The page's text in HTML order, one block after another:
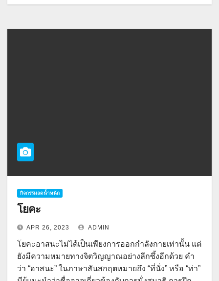
กิจกรรมลดน้ำหนัก
โยคะ
APR 26, 2023 ADMIN
โยคะอาสนะไม่ได้เป็นเพียงการออกกำลังกายเท่านั้น แต่
ยังมีความหมายทางจิตวิญญาณอย่างลึกซึ้งอีกด้วย คำ
ว่า “อาสนะ” ในภาษาสันสกฤตหมายถึง “ที่นั่ง” หรือ “ท่า”